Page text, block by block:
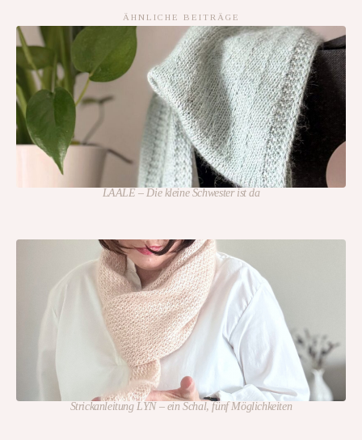
ÄHNLICHE BEITRÄGE
LAALE – Die kleine Schwester ist da
Strickanleitung LYN – ein Schal, fünf Möglichkeiten